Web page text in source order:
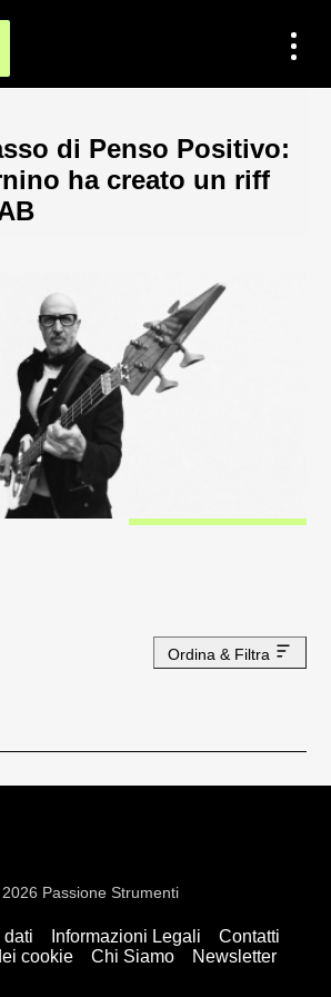
di Penso Positivo:
ha creato un riff
Ordina & Filtra
dati Informazioni Legali
Contatti
cookie
Chi Siamo Newsletter
Passione Strumenti